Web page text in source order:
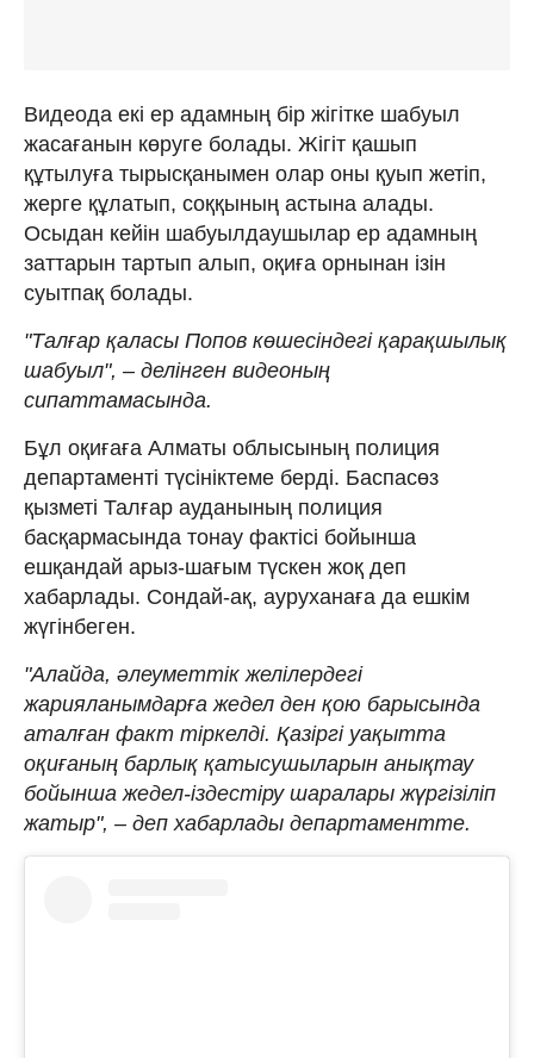
Видеода екі ер адамның бір жігітке шабуыл
жасағанын көруге болады. Жігіт қашып
құтылуға тырысқанымен олар оны қуып жетіп,
жерге құлатып, соққының астына алады.
Осыдан кейін шабуылдаушылар ер адамның
заттарын тартып алып, оқиға орнынан ізін
суытпақ болады.
"Талғар қаласы Попов көшесіндегі қарақшылық
шабуыл", – делінген видеоның
сипаттамасында.
Бұл оқиғаға Алматы облысының полиция
департаменті түсініктеме берді. Баспасөз
қызметі Талғар ауданының полиция
басқармасында тонау фактісі бойынша
ешқандай арыз-шағым түскен жоқ деп
хабарлады. Сондай-ақ, ауруханаға да ешкім
жүгінбеген.
"Алайда, әлеуметтік желілердегі
жарияланымдарға жедел ден қою барысында
аталған факт тіркелді. Қазіргі уақытта
оқиғаның барлық қатысушыларын анықтау
бойынша жедел-іздестіру шаралары жүргізіліп
жатыр", – деп хабарлады департаментте.